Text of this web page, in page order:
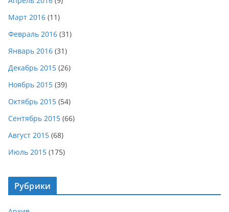
Март 2016 (11)
Февраль 2016 (31)
Январь 2016 (31)
Декабрь 2015 (26)
Ноябрь 2015 (39)
Октябрь 2015 (54)
Сентябрь 2015 (66)
Август 2015 (68)
Июль 2015 (175)
Рубрики